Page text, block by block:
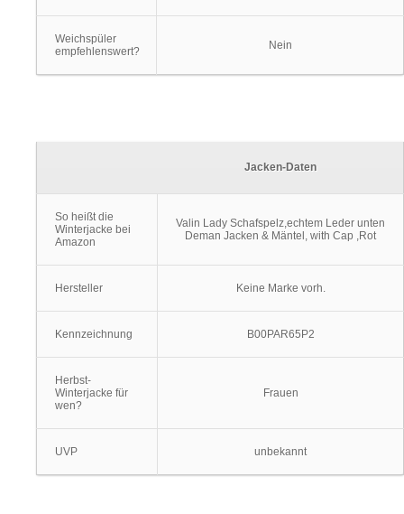
Weichspüler
empfehlenswert?
Nein
Jacken-Daten
So heißt die
Winterjacke bei
Amazon
Valin Lady Schafspelz,echtem Leder unten
Deman Jacken & Mäntel, with Cap ,Rot
Hersteller Keine Marke vorh.
Kennzeichnung B00PAR65P2
Herbst-
Winterjacke für
wen?
Frauen
UVP unbekannt